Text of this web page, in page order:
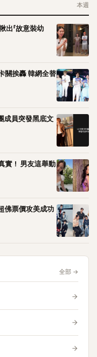
本週
出「故意裝幼
關挨轟 韓網全替
成員突發黑底文
實！ 男友這舉動
佛票價攻美成功
全部 →